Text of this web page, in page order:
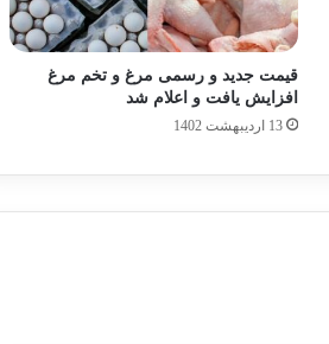
قیمت جدید و رسمی مرغ و تخم مرغ
افزایش یافت و اعلام شد
13 اردیبهشت 1402